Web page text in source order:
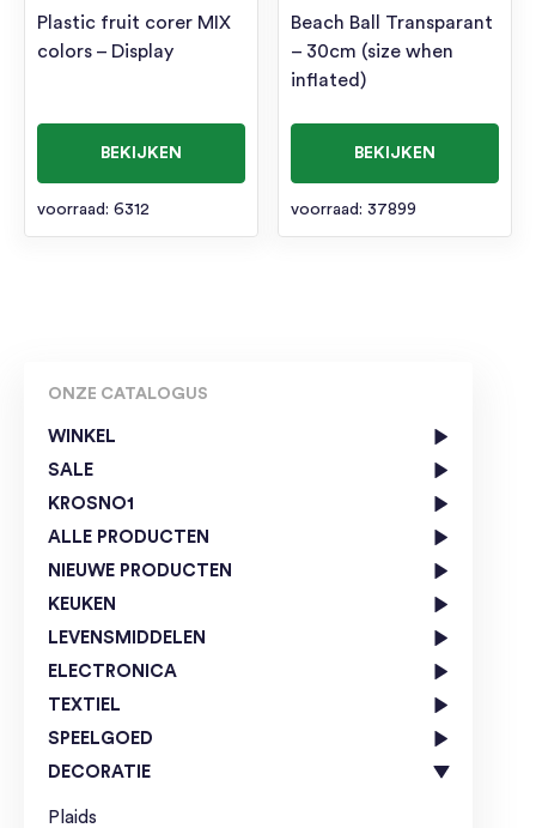
ONZE CATALOGUS
WINKEL
SALE
KROSNO1
ALLE PRODUCTEN
NIEUWE PRODUCTEN
KEUKEN
LEVENSMIDDELEN
ELECTRONICA
TEXTIEL
SPEELGOED
DECORATIE
Plaids
Plastic fruit corer MIX
colors – Display
BEKIJKEN
voorraad: 6312
Beach Ball Transparant
– 30cm (size when
inflated)
BEKIJKEN
voorraad: 37899